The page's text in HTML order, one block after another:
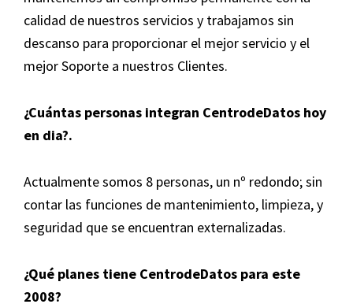
calidad de nuestros servicios y trabajamos sin
descanso para proporcionar el mejor servicio y el
mejor Soporte a nuestros Clientes.
¿Cuántas personas integran CentrodeDatos hoy
en dia?.
Actualmente somos 8 personas, un nº redondo; sin
contar las funciones de mantenimiento, limpieza, y
seguridad que se encuentran externalizadas.
¿Qué planes tiene CentrodeDatos para este
2008?